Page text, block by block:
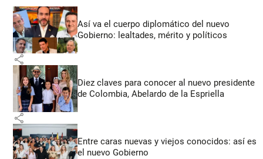
Así va el cuerpo diplomático del nuevo
Gobierno: lealtades, mérito y políticos
share
Diez claves para conocer al nuevo presidente
de Colombia, Abelardo de la Espriella
share
Entre caras nuevas y viejos conocidos: así es
el nuevo Gobierno